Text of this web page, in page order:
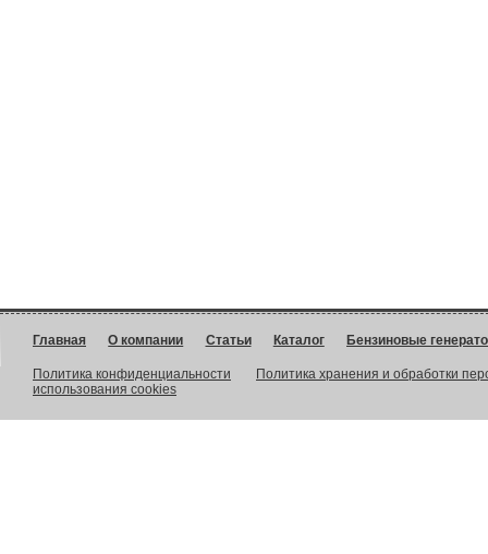
Главная О компании Статьи Каталог Бензиновые
Политика конфиденциальности
Политика хранения и обработки
использования cookies